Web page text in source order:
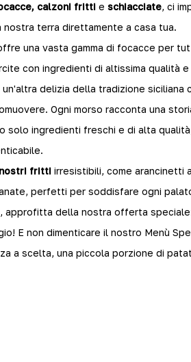
calzoni fritti e schiacciate, ci
terra direttamente a casa tua.
una vasta gamma di focacce per
con ingredienti di altissima qualità
delizia della tradizione siciliana
Ogni morso racconta una
solo ingredienti freschi e di alta
nostri fritti irresistibili, come arancinetti
perfetti per soddisfare ogni
approfitta della nostra offerta
E non dimenticare il nostro Menù
a scelta, una piccola porzione di